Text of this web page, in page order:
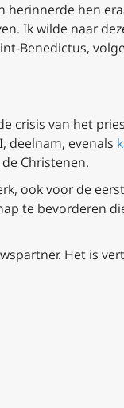
herinnerde hen
Ik wilde naar
Benedictus,
crisis van het
deelnam, evenals
Christenen.
ook voor de
te bevorderen
Het is